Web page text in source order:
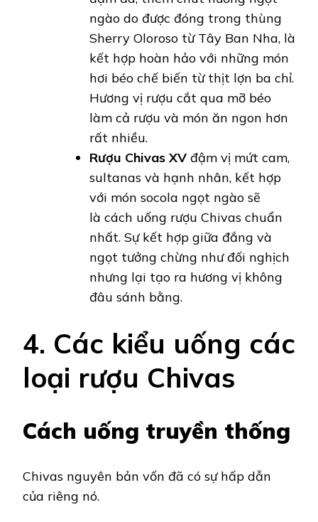
ngào do được đóng trong thùng
Sherry Oloroso từ Tây Ban Nha, là
kết hợp hoàn hảo với những món
hơi béo chế biến từ thịt lợn ba chỉ.
Hương vị rượu cắt qua mỡ béo
làm cả rượu và món ăn ngon hơn
rất nhiều.
Rượu Chivas XV đậm vị mứt cam,
sultanas và hạnh nhân, kết hợp
với món socola ngọt ngào sẽ
là cách uống rượu Chivas chuẩn
nhất. Sự kết hợp giữa đắng và
ngọt tưởng chừng như đối nghịch
nhưng lại tạo ra hương vị không
đâu sánh bằng.
4. Các kiểu uống các
loại rượu Chivas
Cách uống truyền thống
Chivas nguyên bản vốn đã có sự hấp dẫn
của riêng nó.